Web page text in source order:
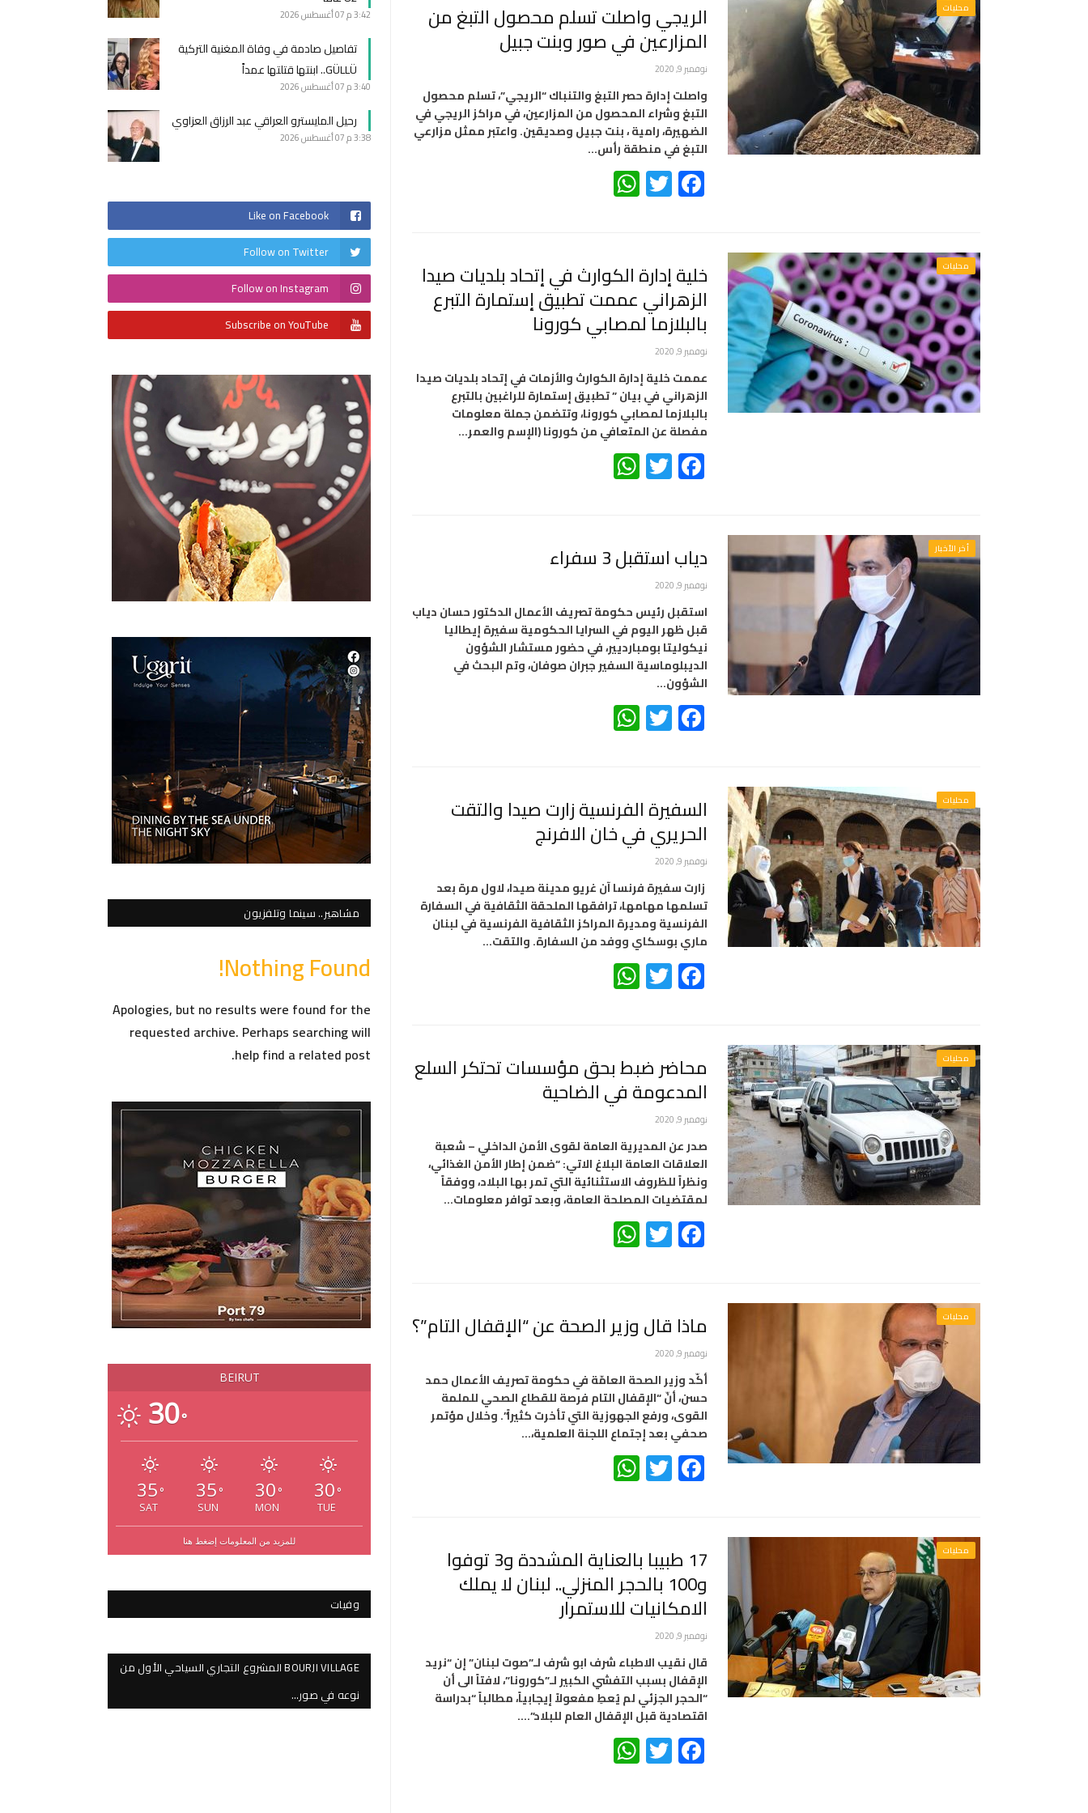
محليات الريجي واصلت تسلم محصول التبغ من
المزارعين في صور وبنت جبيل
نوفمبر 9, 2020
واصلت إدارة حصر التبغ والتنباك “الريجي”، تسلم محصول
التبغ وشراء المحصول من المزارعين، في مراكز الريجي في
الضهيرة، رامية ، بنت جبيل وصديقين. واعتبر ممثل مزارعي
التبغ في منطقة رأس…
Facebook
Twitter
محليات خلية إدارة الكوارث في إتحاد بلديات صيدا
الزهراني عممت تطبيق إستمارة التبرع
بالبلازما لمصابي كورونا
نوفمبر 9, 2020
عممت خلية إدارة الكوارث والأزمات في إتحاد بلديات صيدا
الزهراني في بيان ” تطبيق إستمارة للراغبين بالتبرع
بالبلازما لمصابي كورونا، وتتضمن جملة معلومات
مفصلة عن المتعافي من كورونا (الإسم والعمر…
Facebook
Twitter
أخر الأخبار دياب استقبل 3 سفراء
نوفمبر 9, 2020
استقبل رئيس حكومة تصريف الأعمال الدكتور حسان دياب
قبل ظهر اليوم في السرايا الحكومية سفيرة إيطاليا
نيكوليتا بومبارديير، في حضور مستشار الشؤون
الديبلوماسية السفير جبران صوفان، وتم البحث في
الشؤون…
Facebook
Twitter
محليات السفيرة الفرنسية زارت صيدا والتقت
الحريري في خان الافرنج
نوفمبر 9, 2020
زارت سفيرة فرنسا آن غريو مدينة صيدا، لاول مرة بعد
تسلمها مهامها، ترافقها الملحقة الثقافية في السفارة
الفرنسية ومديرة المراكز الثقافية الفرنسية في لبنان
ماري بوسكاي ووفد من السفارة. والتقت…
Facebook
Twitter
محليات محاضر ضبط بحق مؤسسات تحتكر السلع
المدعومة في الضاحية
نوفمبر 9, 2020
صدر عن المديرية العامة لقوى الأمن الداخلي – شعبة
العلاقات العامة البلاغ الاتي: “ضمن إطار الأمن الغذائي،
ونظراً للظروف الاستثنائية التي تمر بها البلاد، ووفقاً
لمقتضيات المصلحة العامة، وبعد توافر معلومات…
Facebook
Twitter
محليات ماذا قال وزير الصحة عن “الإقفال التام”؟
نوفمبر 9, 2020
أكّد وزير الصحة العامّة في حكومة تصريف الأعمال حمد
حسن، أنّ “الإقفال التام فرصة للقطاع الصحي للملمة
القوى، ورفع الجهوزية التي تأخرت كثيراً”. وخلال مؤتمر
صحفي بعد إجتماع اللجنة العلمية،…
Facebook
Twitter
محليات 17 طبيبا بالعناية المشددة و3 توفوا
و100 بالحجر المنزلي.. لبنان لا يملك
الامكانيات للاستمرار
نوفمبر 9, 2020
قال نقيب الاطباء شرف ابو شرف لـ”صوت لبنان” إن “نريد
الإقفال بسبب التفشي الكبير لـ”كورونا”، لافتاً الى أن
“الحجر الجزئي لم يُعطِ مفعولاً إيجابياً، مطالباً “بدراسة
اقتصادية قبل الإقفال العام للبلاد”.…
Facebook
Twitter
3:42 م 07 أغسطس 2026
تفاصيل صادمة في وفاة المغنية التركية
GÜLLÜ.. ابنتها قتلتها عمداً
3:40 م 07 أغسطس 2026
رحيل المايسترو العراقي عبد الرزاق العزاوي
3:38 م 07 أغسطس 2026
Like on Facebook
Follow on Twitter
Follow on Instagram
Subscribe on YouTube
مشاهير.. سينما وتلفزيون
Nothing Found!
Apologies, but no results were found for the
requested archive. Perhaps searching will
help find a related post.
BEIRUT
30°
35 °
SAT
35 °
SUN
30 °
MON
30 °
TUE
للمزيد من المعلومات إضغط هنا
وفيات
BOURJI VILLAGE المشروع التجاري السياحي الأول من
نوعه في صور…